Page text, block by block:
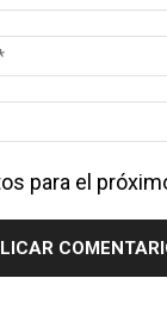
para el